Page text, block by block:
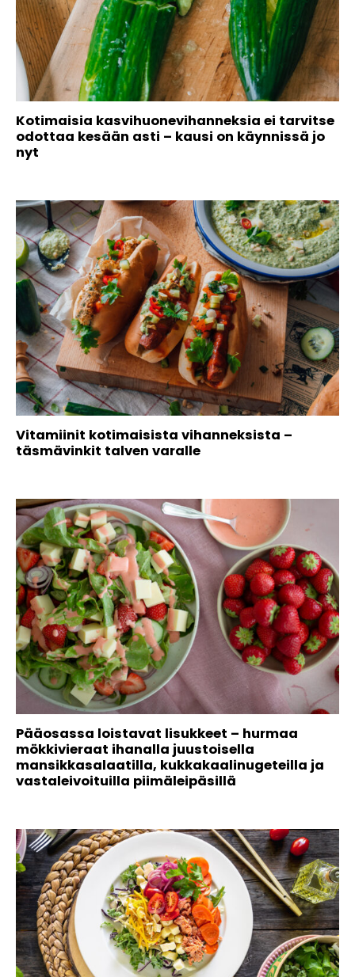
Kotimaisia kasvihuonevihanneksia ei tarvitse
odottaa kesään asti – kausi on käynnissä jo
nyt
Vitamiinit kotimaisista vihanneksista –
täsmävinkit talven varalle
Pääosassa loistavat lisukkeet – hurmaa
mökkivieraat ihanalla juustoisella
mansikkasalaatilla, kukkakaalinugeteilla ja
vastaleivoituilla piimäleipäsillä